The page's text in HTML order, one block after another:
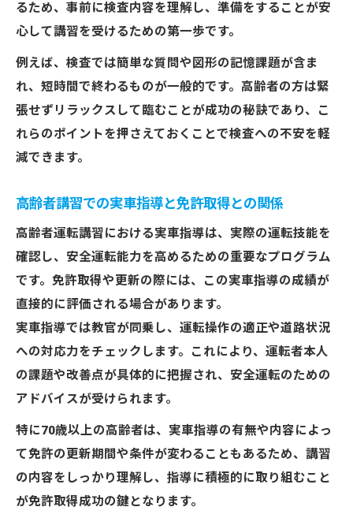
るため、事前に検査内容を理解し、準備をすることが安
心して講習を受けるための第一歩です。
例えば、検査では簡単な質問や図形の記憶課題が含ま
れ、短時間で終わるものが一般的です。高齢者の方は緊
張せずリラックスして臨むことが成功の秘訣であり、こ
れらのポイントを押さえておくことで検査への不安を軽
減できます。
高齢者講習での実車指導と免許取得との関係
高齢者運転講習における実車指導は、実際の運転技能を
確認し、安全運転能力を高めるための重要なプログラム
です。免許取得や更新の際には、この実車指導の成績が
直接的に評価される場合があります。
実車指導では教官が同乗し、運転操作の適正や道路状況
への対応力をチェックします。これにより、運転者本人
の課題や改善点が具体的に把握され、安全運転のための
アドバイスが受けられます。
特に70歳以上の高齢者は、実車指導の有無や内容によっ
て免許の更新期間や条件が変わることもあるため、講習
の内容をしっかり理解し、指導に積極的に取り組むこと
が免許取得成功の鍵となります。